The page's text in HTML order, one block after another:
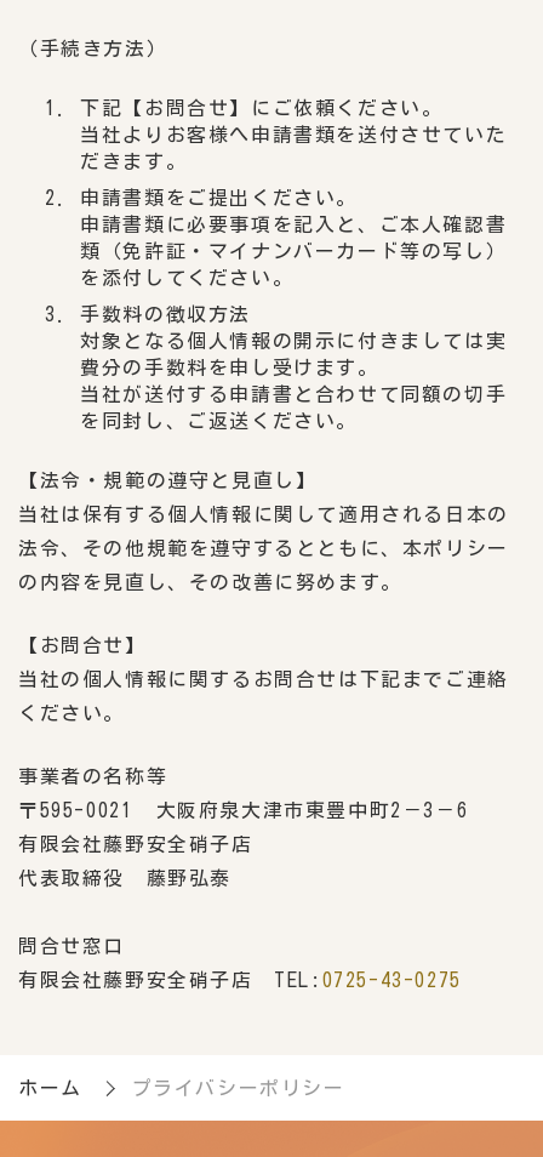
（手続き方法）
下記【お問合せ】にご依頼ください。
当社よりお客様へ申請書類を送付させていた
だきます。
申請書類をご提出ください。
申請書類に必要事項を記入と、ご本人確認書
類（免許証・マイナンバーカード等の写し）
を添付してください。
手数料の徴収方法
対象となる個人情報の開示に付きましては実
費分の手数料を申し受けます。
当社が送付する申請書と合わせて同額の切手
を同封し、ご返送ください。
【法令・規範の遵守と見直し】
当社は保有する個人情報に関して適用される日本の
法令、その他規範を遵守するとともに、本ポリシー
の内容を見直し、その改善に努めます。
【お問合せ】
当社の個人情報に関するお問合せは下記までご連絡
ください。
事業者の名称等
〒595-0021 大阪府泉大津市東豊中町2－3－6
有限会社藤野安全硝子店
代表取締役 藤野弘泰
問合せ窓口
有限会社藤野安全硝子店 TEL: 0725-43-0275
ホーム プライバシーポリシー